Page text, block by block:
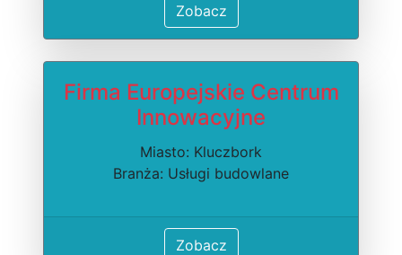
Zobacz
Firma Europejskie Centrum
Innowacyjne
Miasto: Kluczbork
Branża: Usługi budowlane
Zobacz